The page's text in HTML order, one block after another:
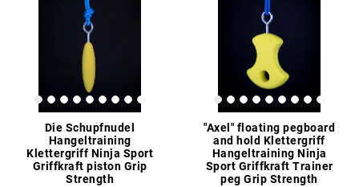
Die Schupfnudel
Hangeltraining
Klettergriff Ninja Sport
Griffkraft piston Grip
Strength
"Axel" floating pegboard
and hold Klettergriff
Hangeltraining Ninja
Sport Griffkraft Trainer
peg Grip Strength